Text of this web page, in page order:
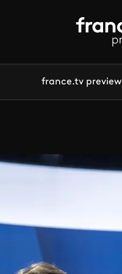
france.tv preview